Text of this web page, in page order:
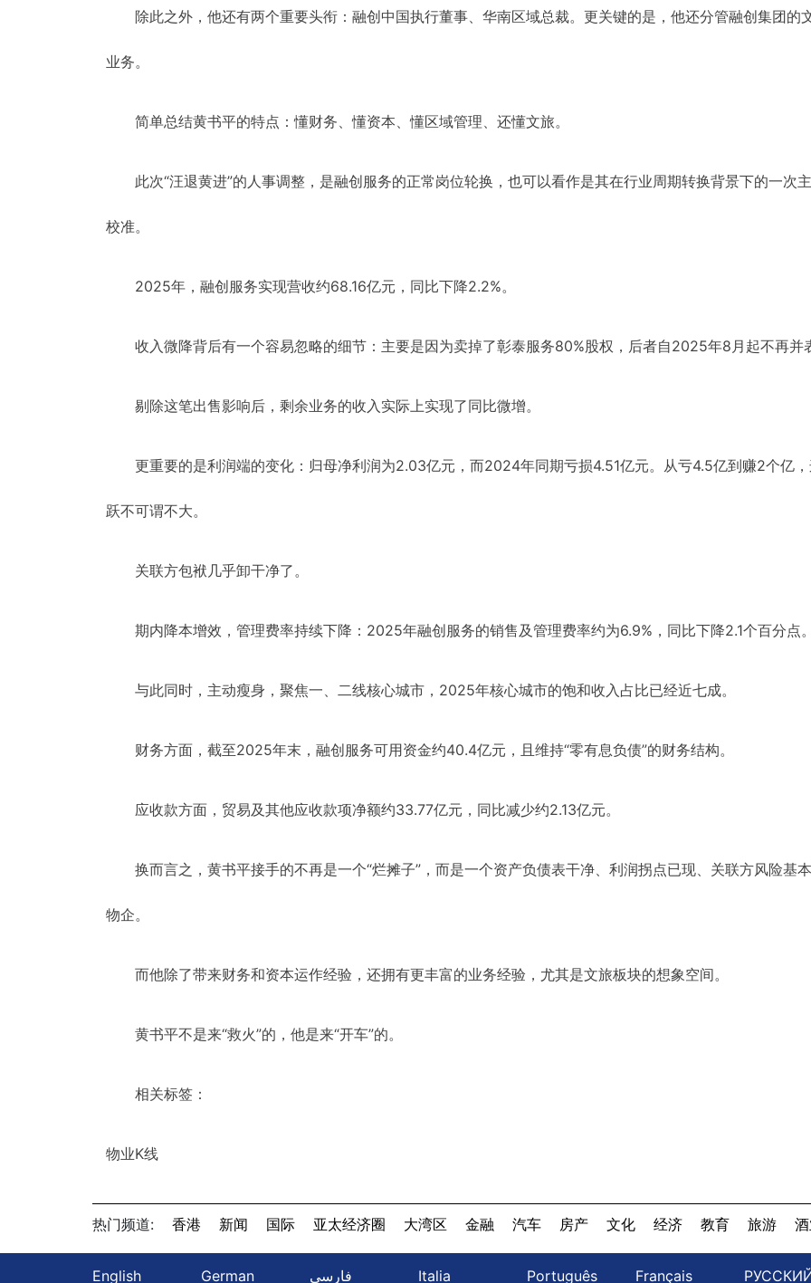
除此之外，他还有两个重要头衔：融创中国执行董事、华南区域总裁。更关键的是，他还分管融创集团的
业务。
简单总结黄书平的特点：懂财务、懂资本、懂区域管理、还懂文旅。
此次“汪退黄进”的人事调整，是融创服务的正常岗位轮换，也可以看作是其在行业周期转换背景下的一次
校准。
2025年，融创服务实现营收约68.16亿元，同比下降2.2%。
收入微降背后有一个容易忽略的细节：主要是因为卖掉了彰泰服务80%股权，后者自2025年8月起不再并
剔除这笔出售影响后，剩余业务的收入实际上实现了同比微增。
更重要的是利润端的变化：归母净利润为2.03亿元，而2024年同期亏损4.51亿元。从亏4.5亿到赚2个亿
跃不可谓不大。
关联方包袱几乎卸干净了。
期内降本增效，管理费率持续下降：2025年融创服务的销售及管理费率约为6.9%，同比下降2.1个百分点。
与此同时，主动瘦身，聚焦一、二线核心城市，2025年核心城市的饱和收入占比已经近七成。
财务方面，截至2025年末，融创服务可用资金约40.4亿元，且维持“零有息负债”的财务结构。
应收款方面，贸易及其他应收款项净额约33.77亿元，同比减少约2.13亿元。
换而言之，黄书平接手的不再是一个“烂摊子”，而是一个资产负债表干净、利润拐点已现、关联方风险基
物企。
而他除了带来财务和资本运作经验，还拥有更丰富的业务经验，尤其是文旅板块的想象空间。
黄书平不是来“救火”的，他是来“开车”的。
相关标签：
物业K线
热门频道: 香港 新闻 国际 亚太经济圈 大湾区 金融 汽车 房产 文化 经济 教育 旅游
English German فارسی Italia Português Français